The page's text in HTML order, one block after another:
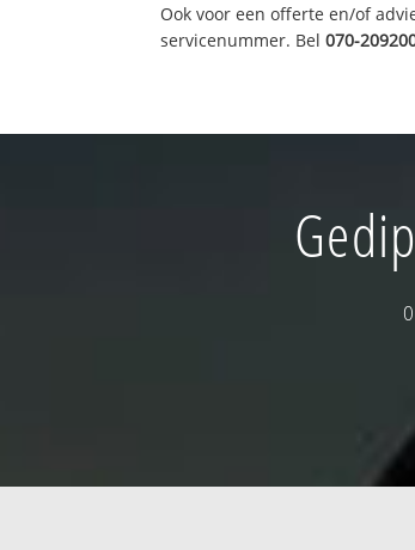
Ook voor een offerte en/of
servicenummer. Bel070-